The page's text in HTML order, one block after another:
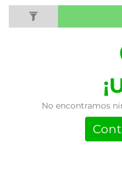
No encontramos